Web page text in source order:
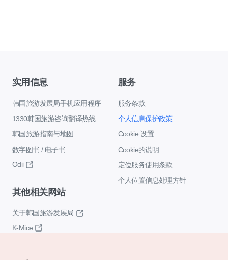
实用信息
韩国旅游发展局手机应用程序
1330韩国旅游咨询翻译热线
韩国旅游指南与地图
数字图书 / 电子书
Odii
服务
服务条款
个人信息保护政策
Cookie 设置
Cookie的说明
定位服务使用条款
个人位置信息处理方针
其他相关网站
关于韩国旅游发展局
K-Mice